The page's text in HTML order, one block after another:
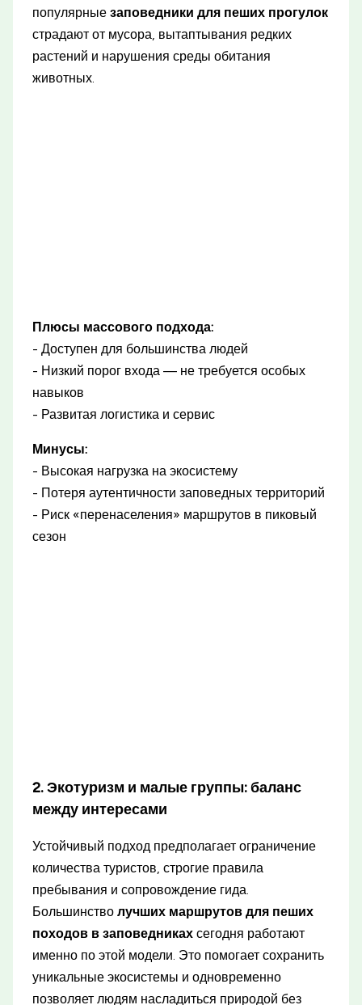
популярныезаповедники для пеших прогулок
страдают от мусора, вытаптывания редких
растений и нарушения среды обитания
животных.
Плюсы массового подхода:
- Доступен для большинства людей
- Низкий порог входа — не требуется особых
навыков
- Развитая логистика и сервис
Минусы:
- Высокая нагрузка на экосистему
- Потеря аутентичности заповедных территорий
- Риск «перенаселения» маршрутов в пиковый
сезон
2. Экотуризм и малые группы: баланс
между интересами
Устойчивый подход предполагает ограничение
количества туристов, строгие правила
пребывания и сопровождение гида.
Большинстволучших маршрутов для пеших
походов в заповедниках сегодня работают
именно по этой модели. Это помогает сохранить
уникальные экосистемы и одновременно
позволяет людям насладиться природой без